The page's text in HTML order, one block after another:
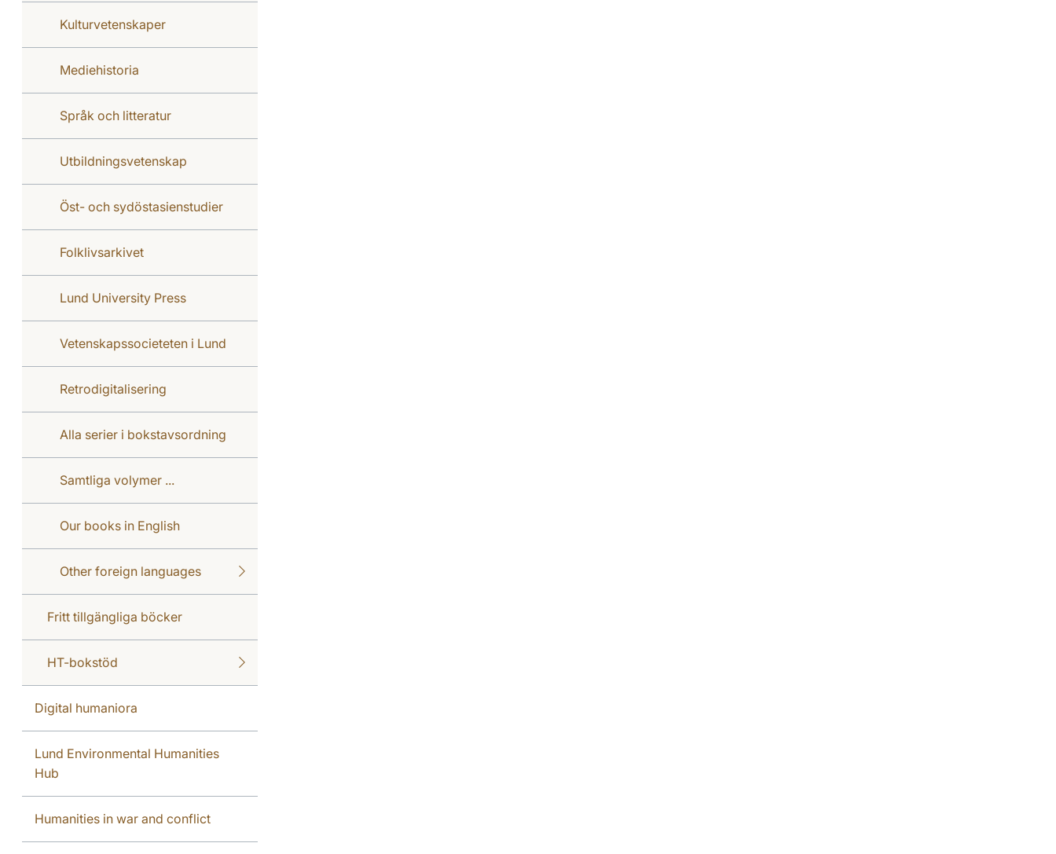
Kulturvetenskaper
Mediehistoria
Språk och litteratur
Utbildningsvetenskap
Öst- och sydöstasienstudier
Folklivsarkivet
Lund University Press
Vetenskapssocieteten i Lund
Retrodigitalisering
Alla serier i bokstavsordning
Samtliga volymer ...
Our books in English
Other foreign languages
Fritt tillgängliga böcker
HT-bokstöd
Digital humaniora
Lund Environmental Humanities
Hub
Humanities in war and conflict